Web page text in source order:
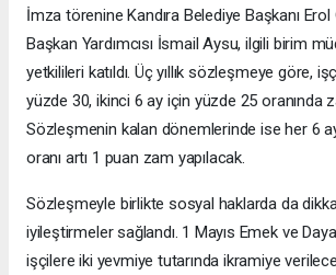
İmza törenine Kandıra Belediye Başkanı
Başkan Yardımcısı İsmail Aysu, ilgili birim
yetkilileri katıldı. Üç yıllık sözleşmeye göre,
yüzde 30, ikinci 6 ay için yüzde 25 oranında
Sözleşmenin kalan dönemlerinde ise her 6
oranı artı 1 puan zam yapılacak.
Sözleşmeyle birlikte sosyal haklarda da
iyileştirmeler sağlandı. 1 Mayıs Emek ve
işçilere iki yevmiye tutarında ikramiye